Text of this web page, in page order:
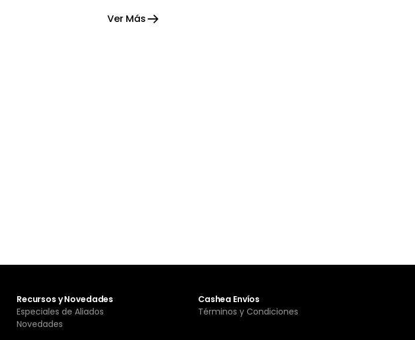
gratitud y fortaleza.
Ver Más
Recursos y Novedades
Especiales de Aliados
Novedades
Cashea Envíos
Términos y Condiciones